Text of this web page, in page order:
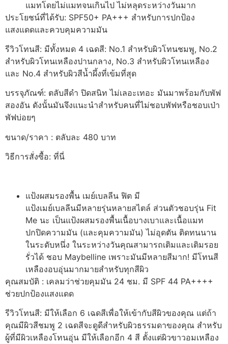
แมทโดยไม่แมทจนเกินไป ไม่หลุดระหว่างวันมาก
ประโยชน์ที่ได้รับ: SPF50+ PA+++ สำหรับการปกป้อง
แสงแดดและควบคุมความมัน
รีวิวโทนสี: มีทั้งหมด 4 เฉดสี: No.1 สำหรับผิวโทนชมพู, No.2
สำหรับผิวโทนเหลืองปานกลาง, No.3 สำหรับผิวโทนเหลือง
และ No.4 สำหรับผิวสีน้ำผึ้งที่เข้มที่สุด
บรรจุภัณฑ์: ตลับสีดำ ปิดสนิท ไม่เลอะเทอะ มันมาพร้อมกับพัฟ
สองอัน ดังนั้นมันจึงแนะนำสำหรับคนที่ไม่ชอบพัฟหรือชอบเป่า
พัฟบ่อยๆ
ขนาด/ราคา : ตลับละ 480 บาท
วิธีการสั่งซื้อ: ที่นี่
แป้งผสมรองพื้น เมย์เบลลีน ฟิต มี
แป้งเมย์เบลลีนมีหลายรุ่นหลายสไตล์ ส่วนตัวชอบรุ่น Fit
Me นะ เป็นแป้งผสมรองพื้นเนื้อบางเบาและเนื้อแมท
ปกปิดความมัน (และคุมความมัน) ไม่อุดตัน ติดทนนาน
ในระดับหนึ่ง ในระหว่างวันคุณสามารถเติมและเติมรอย
รั่วได้ ชอบ Maybelline เพราะมันมีหลายสีมาก! มีโทนสี
เหลืองอบอุ่นมากมายสำหรับทุกสีผิว
คุณสมบัติ : เคลมว่าช่วยคุมมัน 24 ชม. มี SPF 44 PA++++
ช่วยปกป้องแสงแดด
รีวิวโทนสี: มีให้เลือก 6 เฉดสีเพื่อให้เข้ากับสีผิวของคุณ แต่ถ้า
คุณมีผิวสีชมพู 2 เฉดสีจะดูดีสำหรับผิวธรรมดาของคุณ สำหรับ
ผู้ที่มีผิวเหลืองโทนอุ่น มีให้เลือกอีก 4 สี ตั้งแต่ผิวขาวอมเหลือง